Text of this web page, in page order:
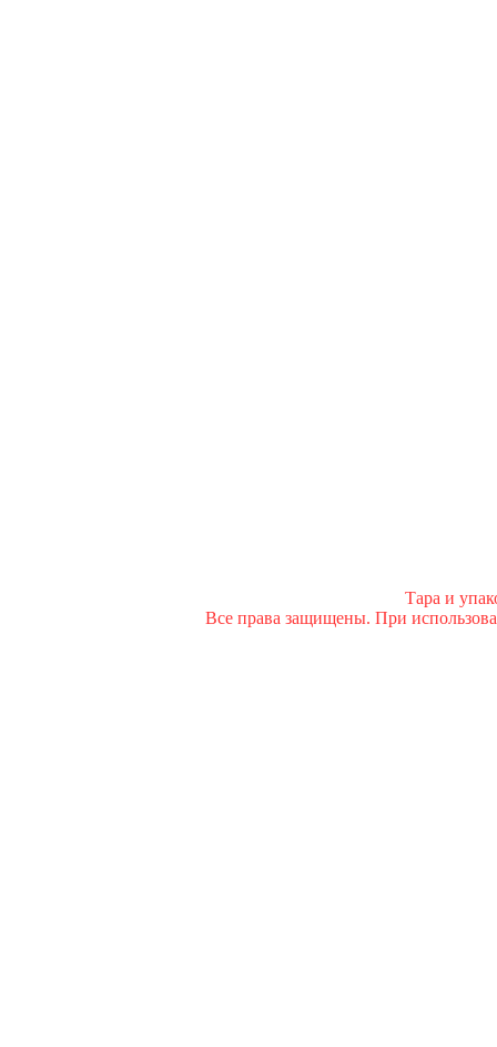
Тара и
Все права защищены. При